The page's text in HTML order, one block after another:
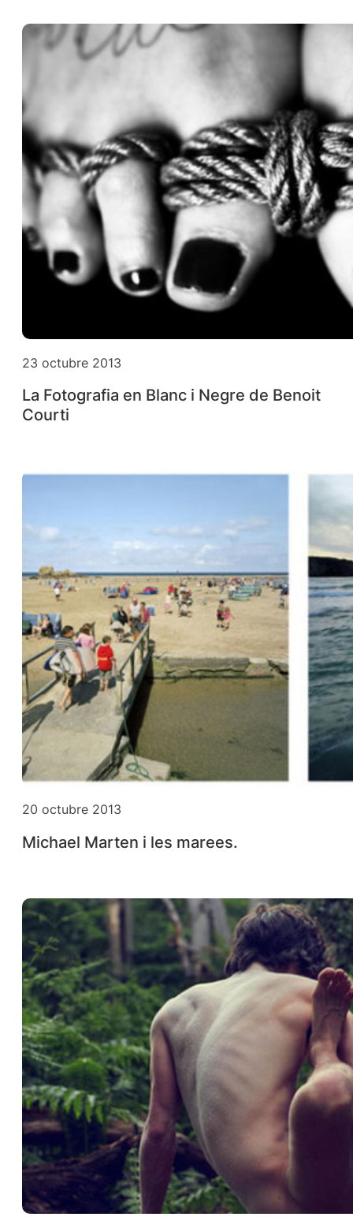
23 octubre 2013
La Fotografia en Blanc i Negre de Benoit
Courti
20 octubre 2013
Michael Marten i les marees.